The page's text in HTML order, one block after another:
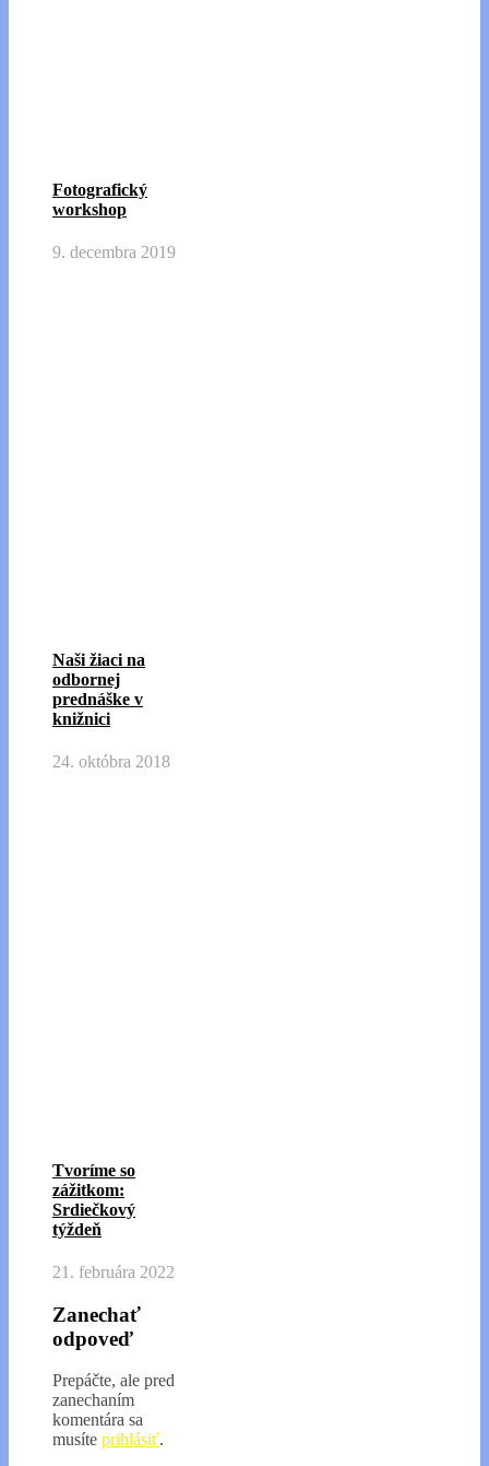
Fotografický
workshop
9. decembra 2019
Naši žiaci na
odbornej
prednáške v
knižnici
24. októbra 2018
Tvoríme so
zážitkom:
Srdiečkový
týždeň
21. februára 2022
Zanechať
odpoveď
Prepáčte, ale pred
zanechaním
komentára sa
musíte prihlásiť.